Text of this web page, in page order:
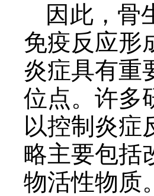
因此，骨
免疫反应形
炎症具有重
位点。许多
以控制炎症
略主要包括
物活性物质。